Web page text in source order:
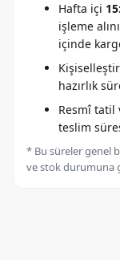
Hafta içi
işleme
içinde
hazırlık
Resmî tatil
teslim
* Bu süreler genel
ve stok durumuna